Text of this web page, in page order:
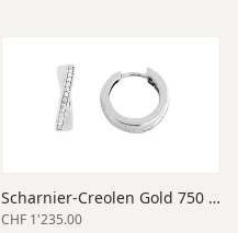
Scharnier-Creolen Gold 750 weiss 15
CHF 1'235.00